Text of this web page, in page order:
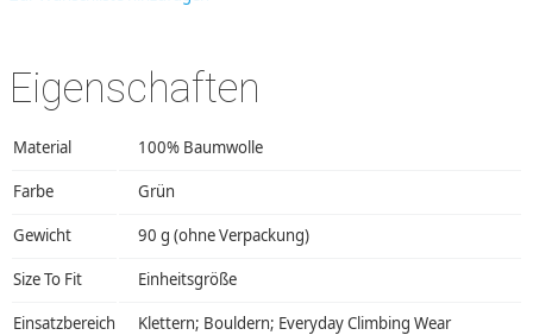
Eigenschaften
Material 100% Baumwolle
Farbe Grün
Gewicht 90 g (ohne Verpackung)
Size To Fit Einheitsgröße
Einsatzbereich Klettern; Bouldern; Everyday Climbing Wear